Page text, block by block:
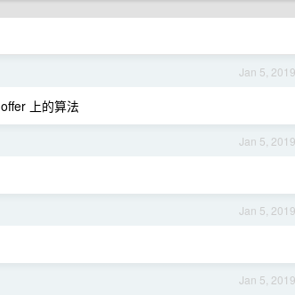
Jan 5, 2019
上的算法
Jan 5, 2019
Jan 5, 2019
Jan 5, 2019